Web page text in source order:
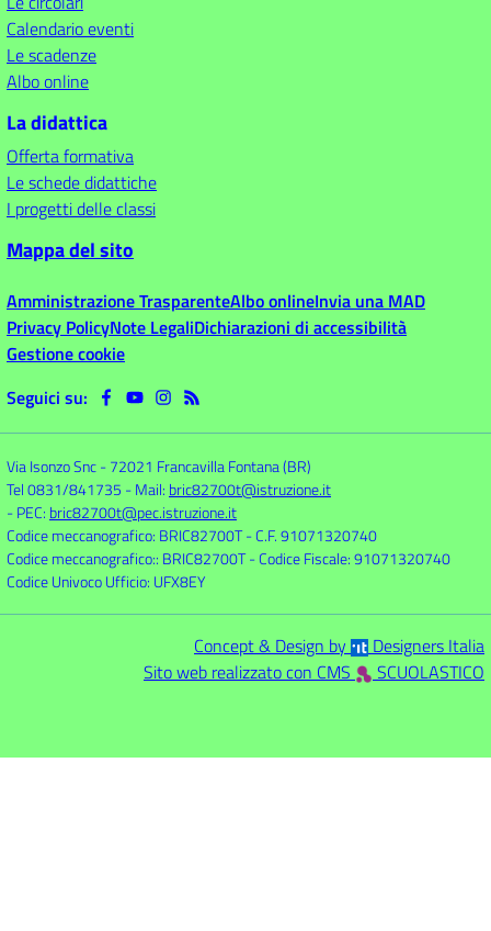
Calendario eventi
Le scadenze
Albo online
La didattica
Offerta formativa
Le schede didattiche
I progetti delle classi
Mappa del sito
Amministrazione TrasparenteAlbo onlineInvia una MAD
Privacy PolicyNote LegaliDichiarazioni di accessibilità
Gestione cookie
Seguici su:
Via Isonzo Snc-72021 Francavilla Fontana (BR)
Tel 0831/841735 - Mail: bric82700t@istruzione.it
- PEC: bric82700t@pec.istruzione.it
Codice meccanografico: BRIC82700T- C.F. 91071320740
Codice meccanografico:: BRIC82700T- Codice Fiscale: 91071320740
Codice Univoco Ufficio: UFX8EY
Concept & Design by
Designers Italia
Sito web realizzato con CMS
SCUOLASTICO